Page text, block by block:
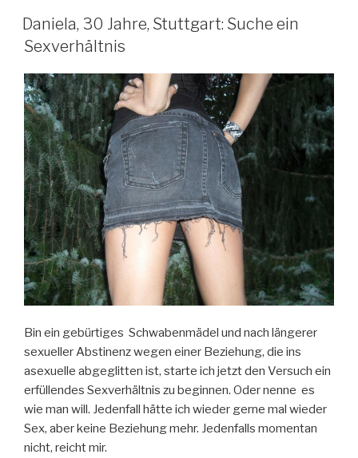
Daniela, 30 Jahre, Stuttgart: Suche ein
Sexverhältnis
Bin ein gebürtiges Schwabenmädel und nach längerer
sexueller Abstinenz wegen einer Beziehung, die ins
asexuelle abgeglitten ist, starte ich jetzt den Versuch ein
erfüllendes Sexverhältnis zu beginnen. Oder nenne es
wie man will. Jedenfall hätte ich wieder gerne mal wieder
Sex, aber keine Beziehung mehr. Jedenfalls momentan
nicht, reicht mir.